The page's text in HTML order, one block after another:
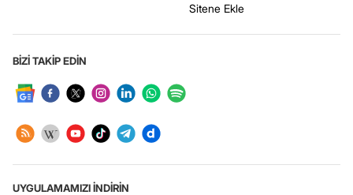
Sitene Ekle
BİZİ TAKİP EDİN
UYGULAMAMIZI İNDİRİN